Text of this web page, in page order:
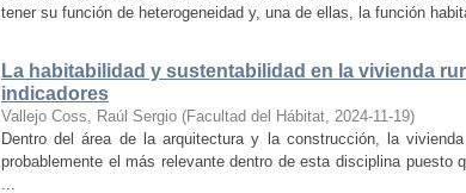
tener su función de heterogeneidad y, una de ellas, la función
La habitabilidad y sustentabilidad en la vivienda
indicadores
Vallejo Coss, Raúl Sergio (Facultad del Hábitat, 2024-11-19)
Dentro del área de la arquitectura y la construcción, la
probablemente el más relevante dentro de esta disciplina puesto
...